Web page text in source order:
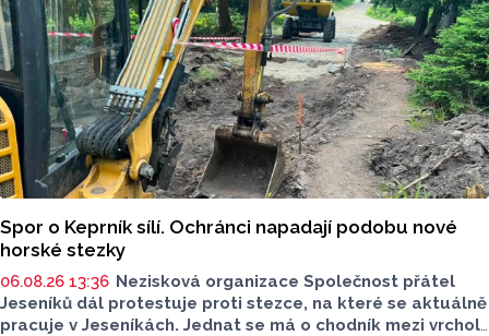
Spor o Keprník sílí. Ochránci napadají podobu nové
horské stezky
06.08.26 13:36 Nezisková organizace Společnost přátel
Jeseníků dál protestuje proti stezce, na které se aktuálně
pracuje v Jeseníkách. Jednat se má o chodník mezi vrcholy